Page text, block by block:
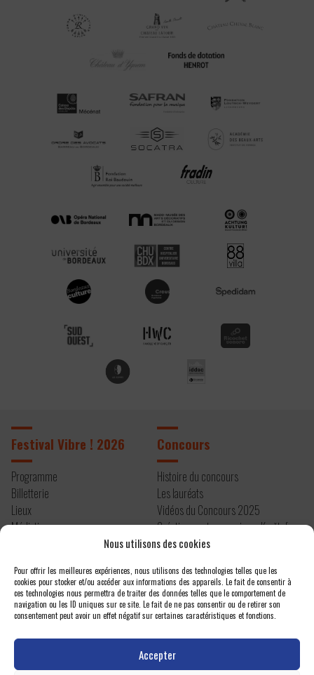
Nous utilisons des cookies
Pour offrir les meilleures expériences, nous utilisons des technologies telles que les
cookies pour stocker et/ou accéder aux informations des appareils. Le fait de consentir à
ces technologies nous permettra de traiter des données telles que le comportement de
navigation ou les ID uniques sur ce site. Le fait de ne pas consentir ou de retirer son
consentement peut avoir un effet négatif sur certaines caractéristiques et fonctions.
Accepter
Festival Vibre ! 2026
Programme
Billetterie
Lieux
Médiation
Concours
Histoire du concours
Les lauréats
Vidéos du Concours 2025
Création contemporaine – Kryštof
Mařatka
À propos
Editos
Actualités
Contact
Newsletter
Espace presse
Nous contacter